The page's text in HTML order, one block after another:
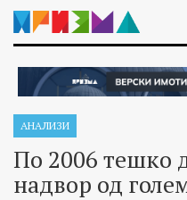
АНАЛИЗИ
По 2006 тешко
надвор од